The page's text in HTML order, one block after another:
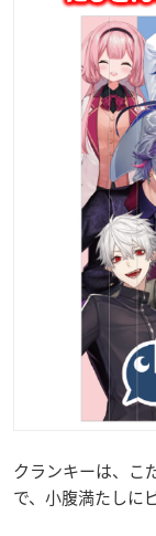
クランキーは、こ
で、小腹満たしに